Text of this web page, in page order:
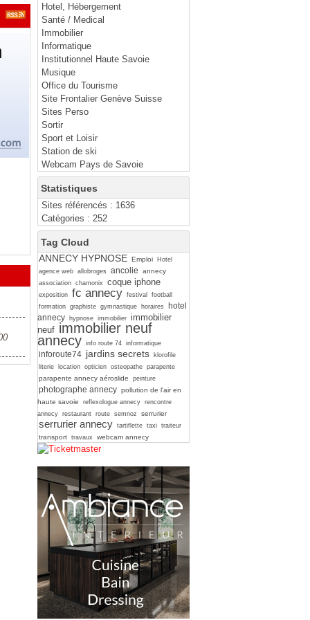
Hotel, Hébergement
Santé / Medical
Immobilier
Informatique
Institutionnel Haute Savoie
Musique
Office du Tourisme
Site Frontalier Genève Suisse
Sites Perso
Sortir
Sport et Loisir
Station de ski
Webcam Pays de Savoie
Statistiques
Sites référencés : 1636
Catégories : 252
Tag Cloud
ANNECY HYPNOSE Emploi
Hotel
agence web allobroges ancolie annecy
association chamonix coque iphone
exposition fc annecy festival
football
formation graphiste gymnastique horaires
hotel
annecy
hypnose immobilier immobilier
neuf immobilier neuf
annecy info route 74 informatique
inforoute74 jardins secrets
klorofile
literie
location opticien osteopathe parapente
parapente annecy aéroslide peinture
photographe annecy pollution de l'air en
haute savoie
reflexologue annecy rencontre
annecy restaurant route semnoz serrurier
serrurier annecy tartiflette taxi traiteur
transport travaux webcam annecy